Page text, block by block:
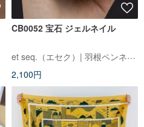
CB0052 宝石 ジェルネイル
et seq.（エセク）| 羽根ペンネイルポリッシュ
2,100円